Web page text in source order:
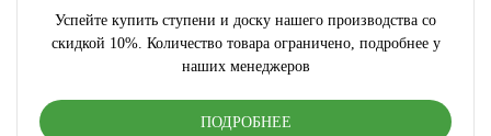
Успейте купить ступени и доску нашего производства со
скидкой 10%. Количество товара ограничено, подробнее у
наших менеджеров
ПОДРОБНЕЕ